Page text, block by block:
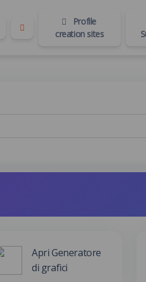
Profile
creation sites
Apri Generatore
di grafici